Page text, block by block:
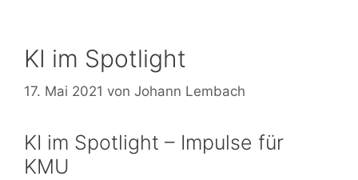
KI im Spotlight
17. Mai 2021 von Johann Lembach
KI im Spotlight – Impulse für
KMU